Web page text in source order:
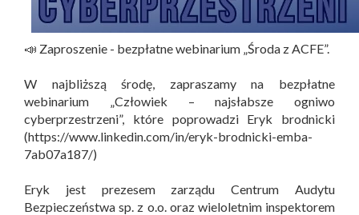
📣 Zaproszenie - bezpłatne webinarium „Środa z ACFE”.
W najbliższą środę, zapraszamy na bezpłatne
webinarium „Człowiek – najsłabsze ogniwo
cyberprzestrzeni”, które poprowadzi Eryk brodnicki
(https://www.linkedin.com/in/eryk-brodnicki-emba-
7ab07a187/)
Eryk jest prezesem zarządu Centrum Audytu
Bezpieczeństwa sp. z o.o. oraz wieloletnim inspektorem